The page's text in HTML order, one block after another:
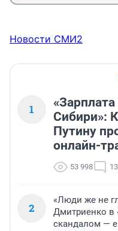
Новости СМИ2
1
Сибири»:
Путину
онлайн-
53 998
2
«Люди же не
Дмитриенко в
скандалом —